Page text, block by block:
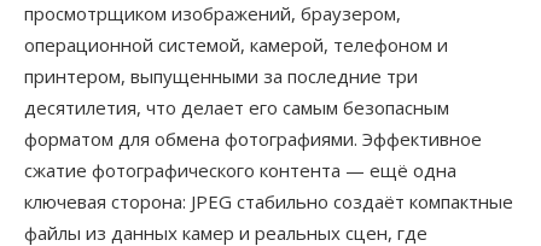
просмотрщиком изображений, браузером,
операционной системой, камерой, телефоном и
принтером, выпущенными за последние три
десятилетия, что делает его самым безопасным
форматом для обмена фотографиями. Эффективное
сжатие фотографического контента — ещё одна
ключевая сторона: JPEG стабильно создаёт компактные
файлы из данных камер и реальных сцен, где